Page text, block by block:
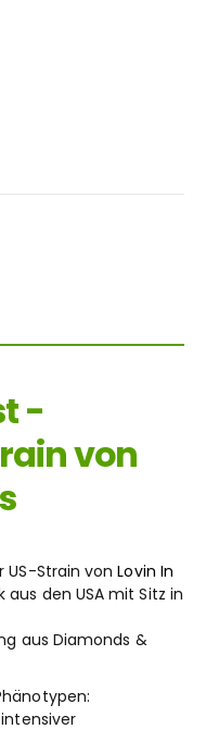
-
von
US-Strain vonLovin In
den USA mit Sitz in
aus Diamonds &